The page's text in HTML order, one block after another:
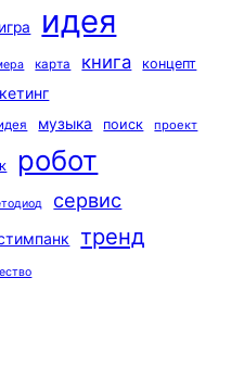
игра идея
карта книга
концепт
музыка поиск проект
робот
сервис
тренд